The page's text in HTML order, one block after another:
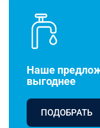
Наше
выгоднее
ПОДОБРАТЬ